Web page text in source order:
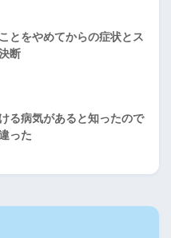
とをやめてからの症状とス
断
る病気があると知ったので
った